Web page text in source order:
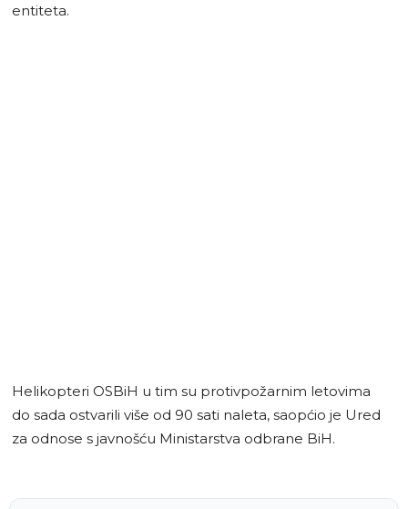
entiteta.
Helikopteri OSBiH u tim su protivpožarnim letovima
do sada ostvarili više od 90 sati naleta, saopćio je Ured
za odnose s javnošću Ministarstva odbrane BiH.